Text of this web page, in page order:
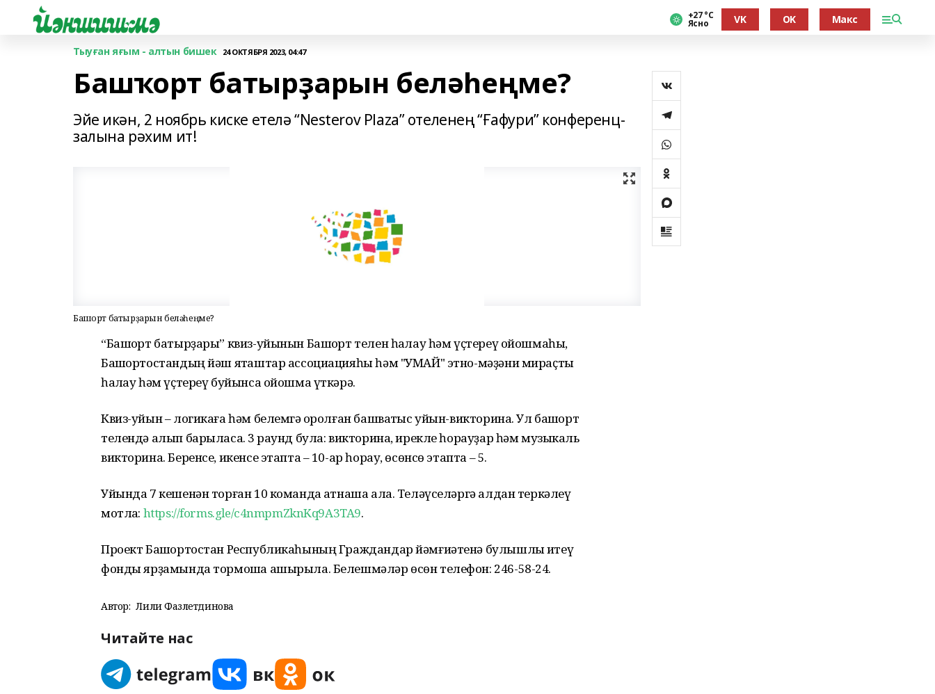
+27 °С
Ясно VK OK Макс
Тыуған яғым - алтын бишек 24 ОКТЯБРЯ 2023, 04:47
Башҡорт батырҙарын беләһеңме?
Эйе икән, 2 ноябрь киске етелә “Nesterov Plaza” отеленең “Ғафури” конференц-
залына рәхим ит!
Башҡорт батырҙарын беләһеңме?
“Башҡорт батырҙары” квиз-уйынын Башҡорт телен һаҡлау һәм үҫтереү ойошмаһы,
Башҡортостандың йәш яҡташтар ассоциацияһы һәм "УМАЙ" этно-мәҙәни мираҫты
һаҡлау һәм үҫтереү буйынса ойошма үткәрә.
Квиз-уйын – логикаға һәм белемгә ҡоролған башватҡыс уйын-викторина. Ул башҡорт
телендә алып барыласаҡ. 3 раунд була: викторина, ирекле һорауҙар һәм музыкаль
викторина. Беренсе, икенсе этапта – 10-ар һорау, өсөнсө этапта – 5.
Уйында 7 кешенән торған 10 команда ҡатнаша ала. Теләүселәргә алдан теркәлеү
мотлаҡ: https://forms.gle/c4nmpmZknKq9A3TA9.
Проект Башҡортостан Республикаһының Граждандар йәмғиәтенә булышлыҡ итеү
фонды ярҙамында тормошҡа ашырыла. Белешмәләр өсөн телефон: 246-58-24.
Автор: Лилиә Фазлетдинова
Читайте нас